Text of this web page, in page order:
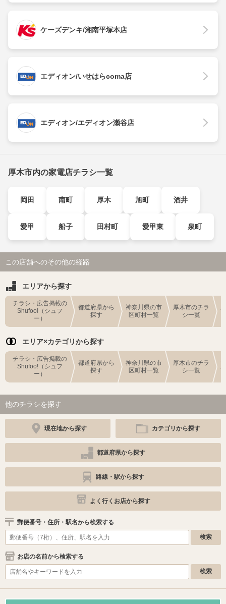
ケーズデンキ/湘南平塚本店
エディオン/いせはらcoma店
エディオン/エディオン瀬谷店
厚木市内の家電店チラシ一覧
岡田 南町 厚木 旭町 酒井
愛甲 船子 田村町 愛甲東 泉町
この店舗へのその他の経路
エリアから探す
チラシ・広告掲載の
Shufoo!（シュフ
ー）
都道府県から
探す
神奈川県の市
区町村一覧
厚木市のチラ
シ一覧
エリア×カテゴリから探す
チラシ・広告掲載の
Shufoo!（シュフ
ー）
都道府県から
探す
神奈川県の市
区町村一覧
厚木市のチラ
シ一覧
他のチラシを探す
現在地から探す カテゴリから探す
都道府県から探す
路線・駅から探す
よく行くお店から探す
郵便番号・住所・駅名から検索する
お店の名前から検索する